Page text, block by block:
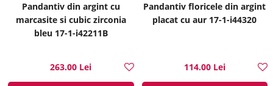
Pandantiv din argint cu
marcasite si cubic zirconia
bleu 17-1-i42211B
263.00 Lei
Pandantiv floricele din argint
placat cu aur 17-1-i44320
114.00 Lei